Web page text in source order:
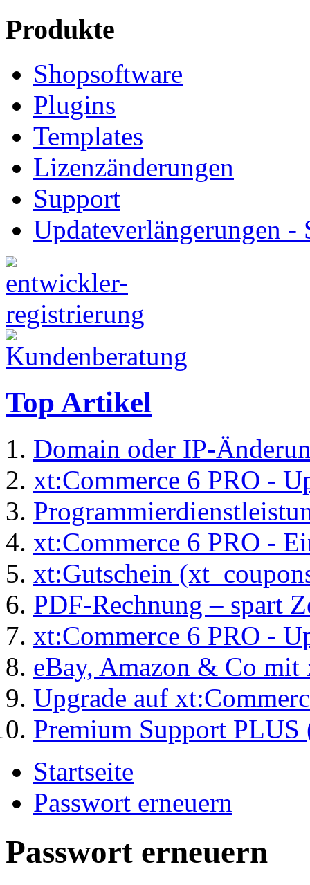
Produkte
Shopsoftware
Plugins
Templates
Lizenzänderungen
Support
Updateverlängerungen -
Top Artikel
Domain oder IP-
xt:Commerce 6 PRO -
xt:Commerce 6 PRO -
xt:Gutschein
PDF-Rechnung – spart
xt:Commerce 6 PRO -
eBay, Amazon & Co
Upgrade auf
Premium Support
Startseite
Passwort erneuern
Passwort erneuern